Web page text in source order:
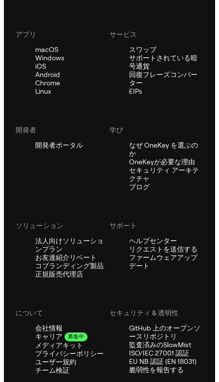
アプリ
macOS
Windows
iOS
Android
Chrome
Linux
サービス
スワップ
サポートされている暗
号通貨
回復フレーズコンバー
ター
EIPs
開発者
開発者ポータル
学び
なぜ OneKey を選ぶの
か
OneKeyが必要な理由
セキュリティ アーキテ
クチャ
ブログ
ソリューション
法人向けソリューショ
ンプラン
お友達紹介リベート
コブランディング製品
正規販売代理店
サポート
ヘルプセンター
リクエストを送信する
ファームウェアアップ
デート
について
会社情報
キャリア
募集中
メディアキット
プライバシーポリシー
ユーザー規約
チーム検証
セキュリティ & 透明性
GitHub 上のオープンソ
ースリポジトリ
監査済みのSlowMist
ISO/IEC 27001 認証
EU NB 認証 (EN 18031)
脆弱性を報告する